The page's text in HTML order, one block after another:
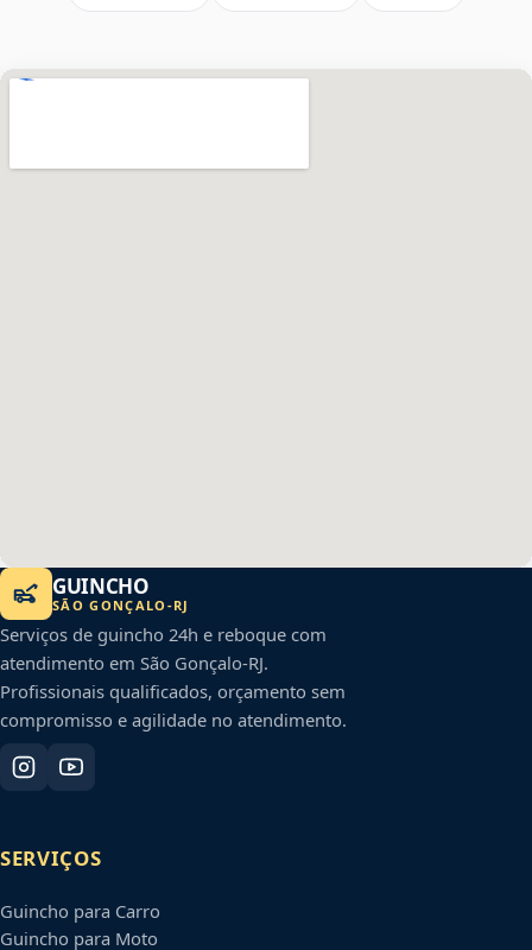
GUINCHO
SÃO GONÇALO -RJ
Serviços de guincho 24h e reboque com
atendimento em São Gonçalo-RJ.
Profissionais qualificados, orçamento sem
compromisso e agilidade no atendimento.
SERVIÇOS
Guincho para Carro
Guincho para Moto